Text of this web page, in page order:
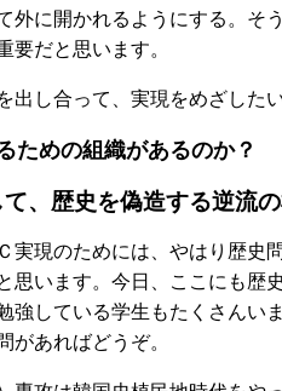
外に開かれるようにする。そ
要だと思います。
し合って、実現をめざしたい
ための組織があるのか？
、歴史を偽造する逆流
現のためには、やはり歴史
思います。今日、ここにも歴
強している学生もたくさんいま
があればどうぞ。